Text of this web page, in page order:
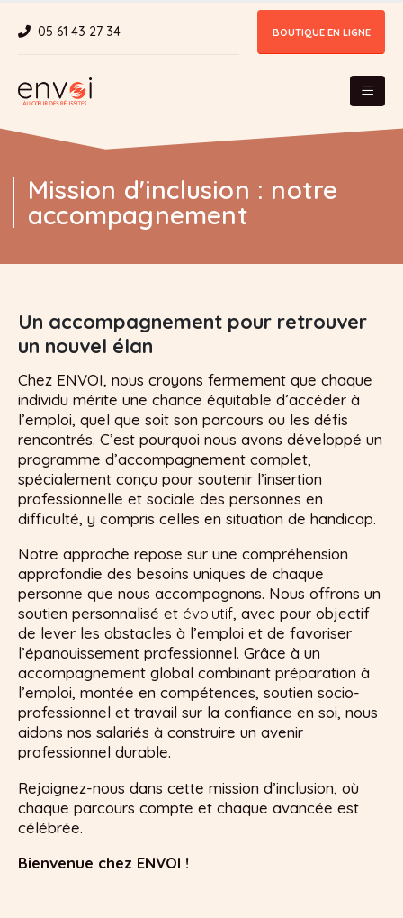
05 61 43 27 34
BOUTIQUE EN LIGNE
Mission d'inclusion : notre
accompagnement
Un accompagnement pour retrouver
un nouvel élan
Chez ENVOI, nous croyons fermement que chaque
individu mérite une chance équitable d’accéder à
l’emploi, quel que soit son parcours ou les défis
rencontrés. C’est pourquoi nous avons développé un
programme d’accompagnement complet,
spécialement conçu pour soutenir l’insertion
professionnelle et sociale des personnes en
difficulté, y compris celles en situation de handicap.
Notre approche repose sur une compréhension
approfondie des besoins uniques de chaque
personne que nous accompagnons. Nous offrons un
soutien personnalisé et évolutif, avec pour objectif
de lever les obstacles à l’emploi et de favoriser
l’épanouissement professionnel. Grâce à un
accompagnement global combinant préparation à
l’emploi, montée en compétences, soutien socio-
professionnel et travail sur la confiance en soi, nous
aidons nos salariés à construire un avenir
professionnel durable.
Rejoignez-nous dans cette mission d’inclusion, où
chaque parcours compte et chaque avancée est
célébrée.
Bienvenue chez ENVOI !